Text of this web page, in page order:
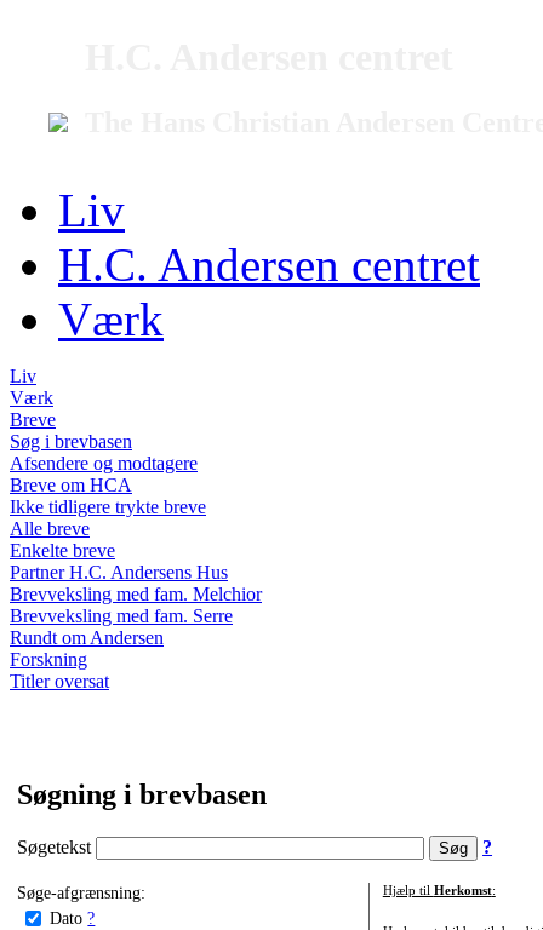
Liv
H.C. Andersen centret
Værk
Liv
Værk
Breve
Søg i brevbasen
Afsendere og modtagere
Breve om HCA
Ikke tidligere trykte breve
Alle breve
Enkelte breve
Partner H.C. Andersens Hus
Brevveksling med fam. Melchior
Brevveksling med fam. Serre
Rundt om Andersen
Forskning
Titler oversat
Søgning i brevbasen
Søgetekst ?
Søge-afgrænsning:
Dato ?
Hjælp til Herkomst: